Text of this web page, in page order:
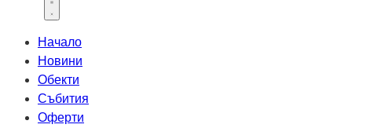
Начало
Новини
Обекти
Събития
Оферти